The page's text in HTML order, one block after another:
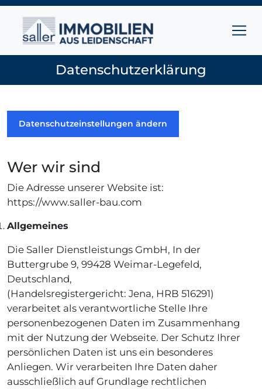
Zum Inhalt springen
Hauptnavigation
Datenschutzerklärung
Datenschutzeinstellungen ändern
Wer wir sind
Die Adresse unserer Website ist:
https://www.saller-bau.com
Allgemeines
Die Saller Dienstleistungs GmbH, In der
Buttergrube 9, 99428 Weimar-Legefeld,
Deutschland,
(Handelsregistergericht: Jena, HRB 516291)
verarbeitet als verantwortliche Stelle Ihre
personenbezogenen Daten im Zusammenhang
mit der Nutzung der Webseite. Der Schutz Ihrer
persönlichen Daten ist uns ein besonderes
Anliegen. Wir verarbeiten Ihre Daten daher
ausschließlich auf Grundlage rechtlichen